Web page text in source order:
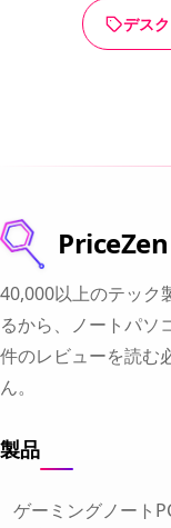
デス
PriceZen
40,000以上のテック
るから、ノートパソ
件のレビューを読む
ん。
製品
ゲーミングノート